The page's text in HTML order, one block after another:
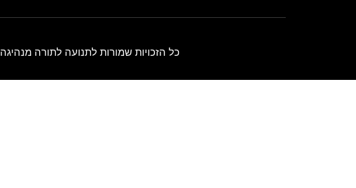
כל הזכויות שמורות לתנועה לתורה מנהיגה